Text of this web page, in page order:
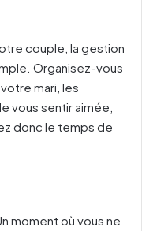
couple, la gestion
Organisez-vous
mari, les
vous sentir aimée,
donc le temps de
moment où vous ne